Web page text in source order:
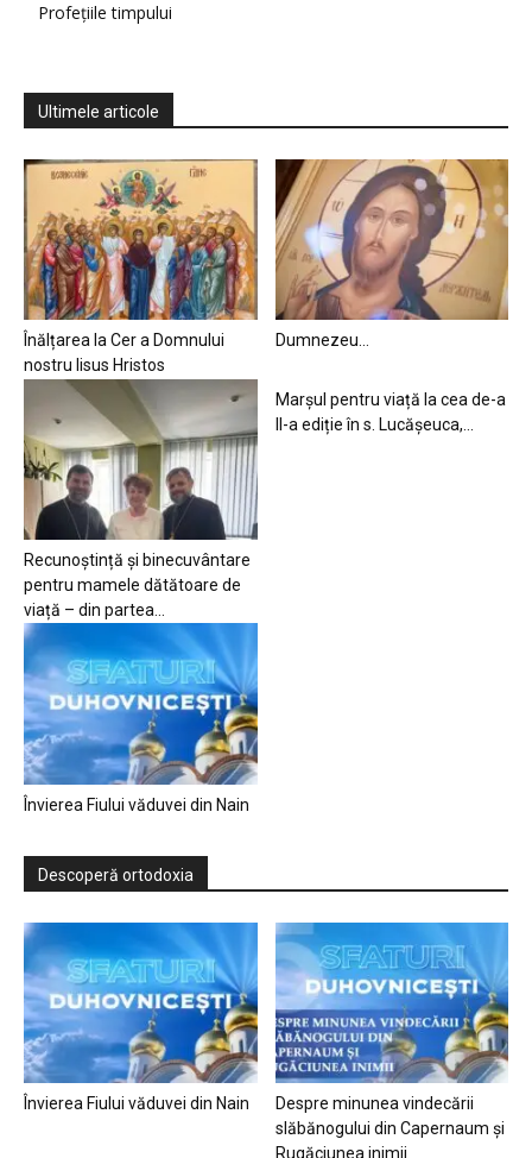
Profețiile timpului
Ultimele articole
Înălțarea la Cer a Domnului
nostru Iisus Hristos
Dumnezeu…
Recunoștință și binecuvântare
pentru mamele dătătoare de
viață – din partea...
Marșul pentru viață la cea de-a
II-a ediție în s. Lucășeuca,...
Învierea Fiului văduvei din Nain
Descoperă ortodoxia
Învierea Fiului văduvei din Nain
Despre minunea vindecării
slăbănogului din Capernaum și
Rugăciunea inimii